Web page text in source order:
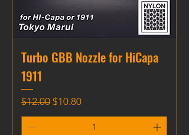
Turbo GBB Nozzle for HiCapa
1911
通常価格
$12.00 セール価格
$10.80